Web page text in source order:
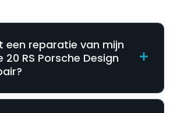
een reparatie van mijn
20 RS Porsche Design